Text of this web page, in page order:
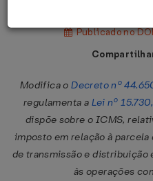
Publicado no
Modifica oDecreto nº
regulamenta a Lei nº
dispõe sobre o ICMS,
imposto em relação à
de transmissão e
às operações